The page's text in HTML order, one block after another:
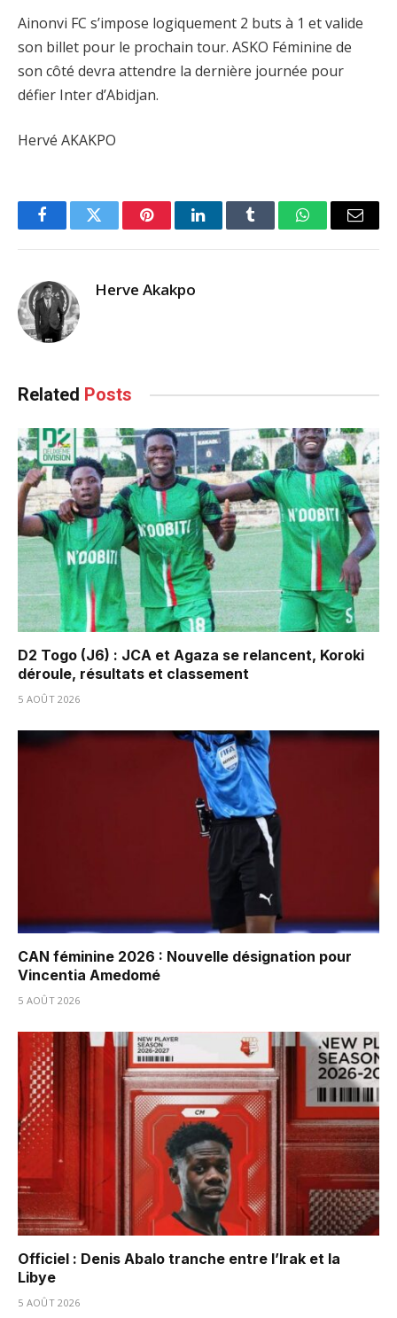
Ainonvi FC s’impose logiquement 2 buts à 1 et valide
son billet pour le prochain tour. ASKO Féminine de
son côté devra attendre la dernière journée pour
défier Inter d’Abidjan.
Hervé AKAKPO
FacebookTwitter PinterestLinkedInTumblr WhatsAppEmail
Herve Akakpo
Related Posts
D2 Togo (J6) : JCA et Agaza se relancent, Koroki
déroule, résultats et classement
5 AOÛT 2026
CAN féminine 2026 : Nouvelle désignation pour
Vincentia Amedomé
5 AOÛT 2026
Officiel : Denis Abalo tranche entre l’Irak et la
Libye
5 AOÛT 2026